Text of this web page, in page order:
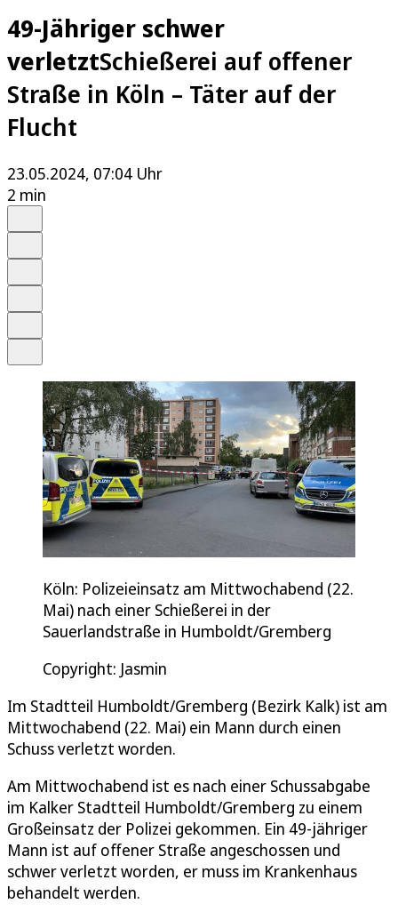
49-Jähriger schwer
verletztSchießerei auf offener
Straße in Köln – Täter auf der
Flucht
23.05.2024, 07:04 Uhr
2 min
Köln: Polizeieinsatz am Mittwochabend (22.
Mai) nach einer Schießerei in der
Sauerlandstraße in Humboldt/Gremberg
Copyright: Jasmin
Im Stadtteil Humboldt/Gremberg (Bezirk Kalk) ist am
Mittwochabend (22. Mai) ein Mann durch einen
Schuss verletzt worden.
Am Mittwochabend ist es nach einer Schussabgabe
im Kalker Stadtteil Humboldt/Gremberg zu einem
Großeinsatz der Polizei gekommen. Ein 49-jähriger
Mann ist auf offener Straße angeschossen und
schwer verletzt worden, er muss im Krankenhaus
behandelt werden.